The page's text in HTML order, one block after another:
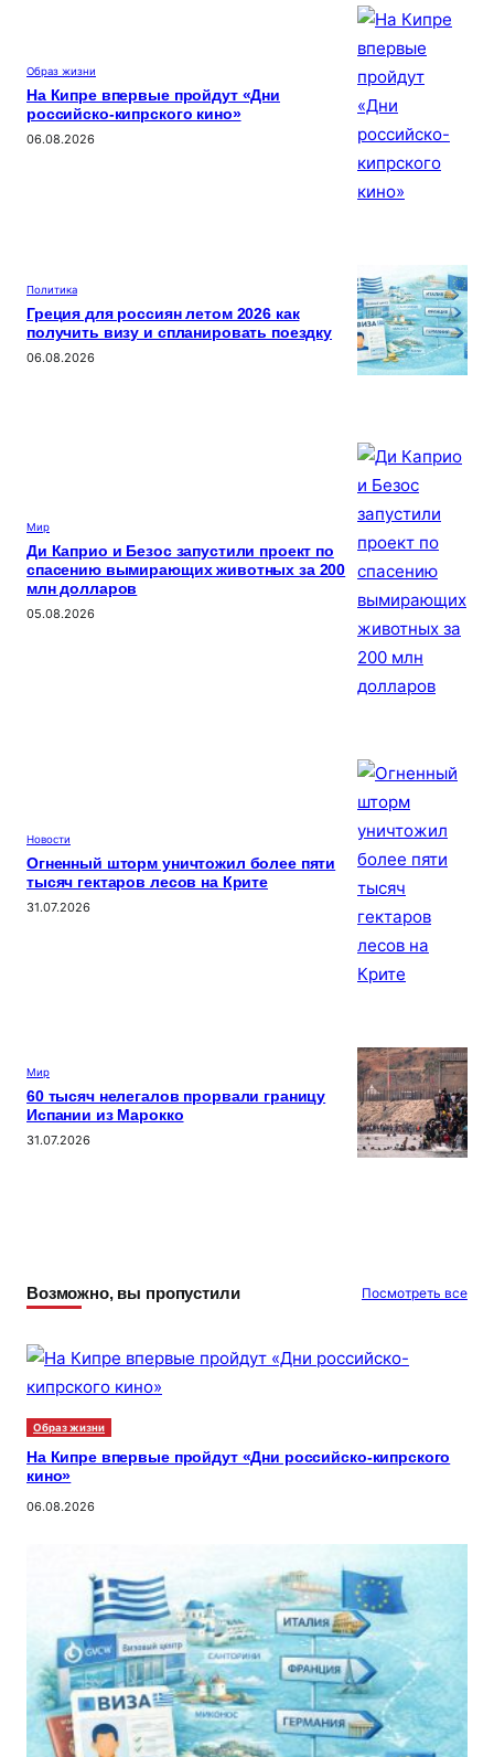
Образ жизни
На Кипре впервые пройдут «Дни
российско-кипрского кино»
06.08.2026
Политика
Греция для россиян летом 2026 как
получить визу и спланировать поездку
06.08.2026
Мир
Ди Каприо и Безос запустили проект по
спасению вымирающих животных за 200
млн долларов
05.08.2026
Новости
Огненный шторм уничтожил более пяти
тысяч гектаров лесов на Крите
31.07.2026
Мир
60 тысяч нелегалов прорвали границу
Испании из Марокко
31.07.2026
Возможно, вы пропустили Посмотреть все
Образ жизни
На Кипре впервые пройдут «Дни российско-кипрского
кино»
06.08.2026